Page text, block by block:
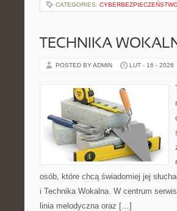
CATEGORIES:
TECHNIKA
POSTED BY ADMIN LUT - 16 - 2026
osób, które chcą świadomiej jej
i Technika Wokalna. W centrum
linia melodyczna oraz […]